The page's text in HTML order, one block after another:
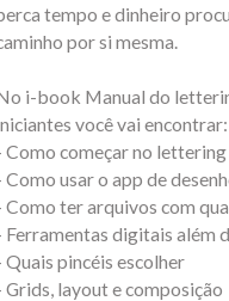
tempo e dinheiro
por si mesma.
i-book Manual do
você vai encontrar:
Como começar no
Como usar o app de
Como ter arquivos com
Ferramentas digitais além
Quais pincéis escolher
Grids, layout e composição